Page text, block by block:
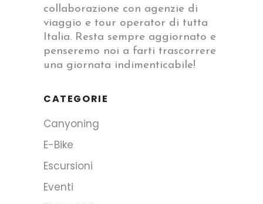
collaborazione con agenzie di
viaggio e tour operator di tutta
Italia. Resta sempre aggiornato e
penseremo noi a farti trascorrere
una giornata indimenticabile!
CATEGORIE
Canyoning
E-Bike
Escursioni
Eventi